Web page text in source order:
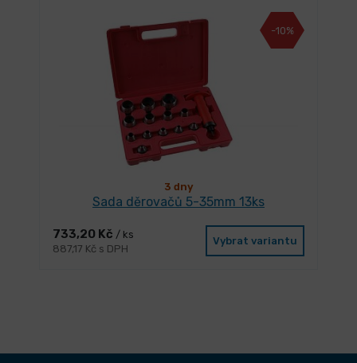
-10%
3 dny
Sada děrovačů 5-35mm 13ks
733,20 Kč / ks
887,17 Kč s DPH
Vybrat variantu